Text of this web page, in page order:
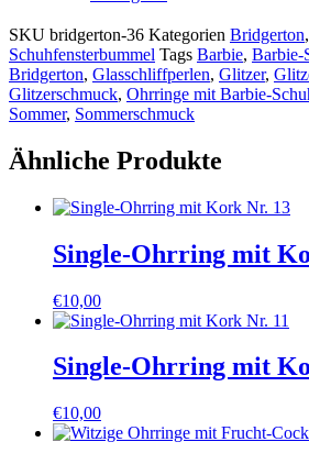
SKU bridgerton-36 Kategorien Bridgerton,
Schuhfensterbummel Tags Barbie, Barbie-
Bridgerton, Glasschliffperlen, Glitzer,
Glitzerschmuck, Ohrringe mit Barbie-
Sommer, Sommerschmuck
Ähnliche Produkte
Single-Ohrring mit
€10,00
Single-Ohrring mit
€10,00